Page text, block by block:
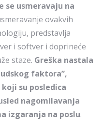
se usmeravaju na
ovakvih
predstavlja
i softver i doprineće
staze. Greška nastala
faktora”,
su posledica
nagomilavanja
izgaranja na poslu.